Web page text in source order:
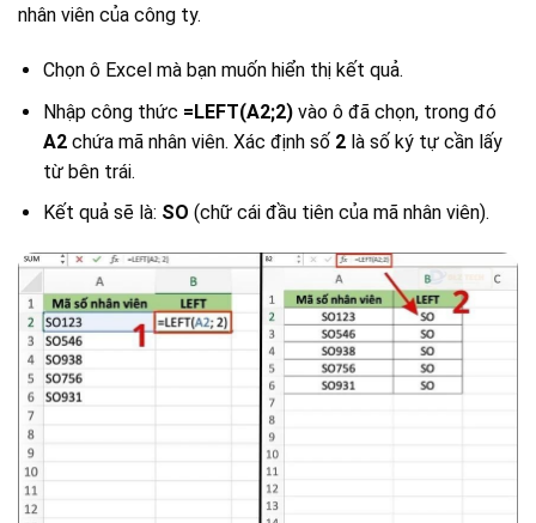
nhân viên của công ty.
Chọn ô Excel mà bạn muốn hiển thị kết quả.
Nhập công thức =LEFT(A2;2)vào ô đã chọn, trong đó
A2chứa mã nhân viên. Xác định số 2là số ký tự cần lấy
từ bên trái.
Kết quả sẽ là: SO (chữ cái đầu tiên của mã nhân viên).